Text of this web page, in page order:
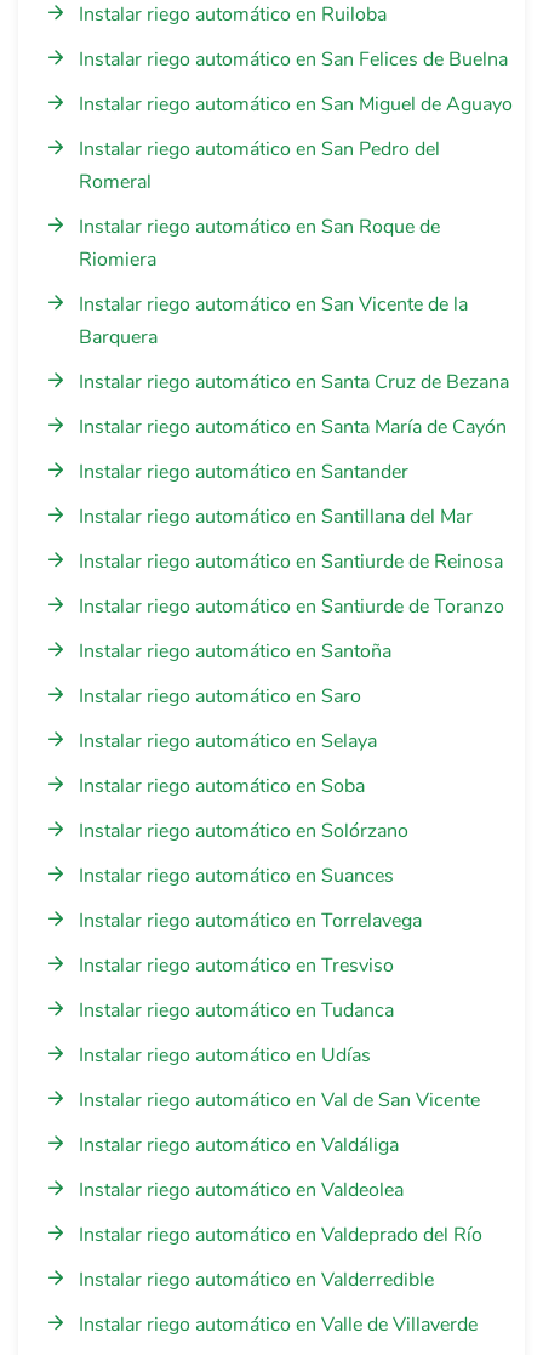
Instalar riego automático en Ruiloba
Instalar riego automático en San Felices de Buelna
Instalar riego automático en San Miguel de Aguayo
Instalar riego automático en San Pedro del
Romeral
Instalar riego automático en San Roque de
Riomiera
Instalar riego automático en San Vicente de la
Barquera
Instalar riego automático en Santa Cruz de Bezana
Instalar riego automático en Santa María de Cayón
Instalar riego automático en Santander
Instalar riego automático en Santillana del Mar
Instalar riego automático en Santiurde de Reinosa
Instalar riego automático en Santiurde de Toranzo
Instalar riego automático en Santoña
Instalar riego automático en Saro
Instalar riego automático en Selaya
Instalar riego automático en Soba
Instalar riego automático en Solórzano
Instalar riego automático en Suances
Instalar riego automático en Torrelavega
Instalar riego automático en Tresviso
Instalar riego automático en Tudanca
Instalar riego automático en Udías
Instalar riego automático en Val de San Vicente
Instalar riego automático en Valdáliga
Instalar riego automático en Valdeolea
Instalar riego automático en Valdeprado del Río
Instalar riego automático en Valderredible
Instalar riego automático en Valle de Villaverde